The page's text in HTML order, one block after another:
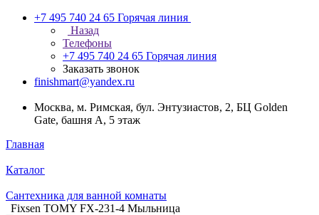
+7 495 740 24 65 Горячая линия
Назад
Телефоны
+7 495 740 24 65 Горячая линия
Заказать звонок
finishmart@yandex.ru
Москва, м. Римская, бул. Энтузиастов, 2, БЦ Golden
Gate, башня А, 5 этаж
Главная
Каталог
Сантехника для ванной комнаты
Fixsen TOMY FX-231-4 Мыльница